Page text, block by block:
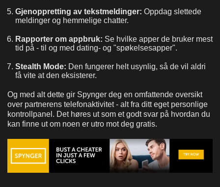
Gjenoppretting av tekstmeldinger: Oppdag slettede
meldinger og hemmelige chatter.
Rapporter om appbruk: Se hvilke apper de bruker mest
tid på - til og med dating- og "spøkelsesapper".
Stealth Mode: Den fungerer helt usynlig, så de vil aldri
få vite at den eksisterer.
Og med alt dette gir Spynger deg en omfattende oversikt
over partnerens telefonaktivitet - alt fra ditt eget personlige
kontrollpanel. Det høres ut som et godt svar på hvordan du
kan finne ut om noen er utro mot deg gratis.